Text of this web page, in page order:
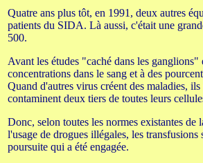
Quatre ans plus tôt, en 1991, deux autres
patients du SIDA. Là aussi, c'était une
500.
Avant les études "caché dans les
concentrations dans le sang et à des
Quand d'autres virus créent des maladies,
contaminent deux tiers de toutes leurs
Donc, selon toutes les normes existantes
l'usage de drogues illégales, les
poursuite qui a été engagée.